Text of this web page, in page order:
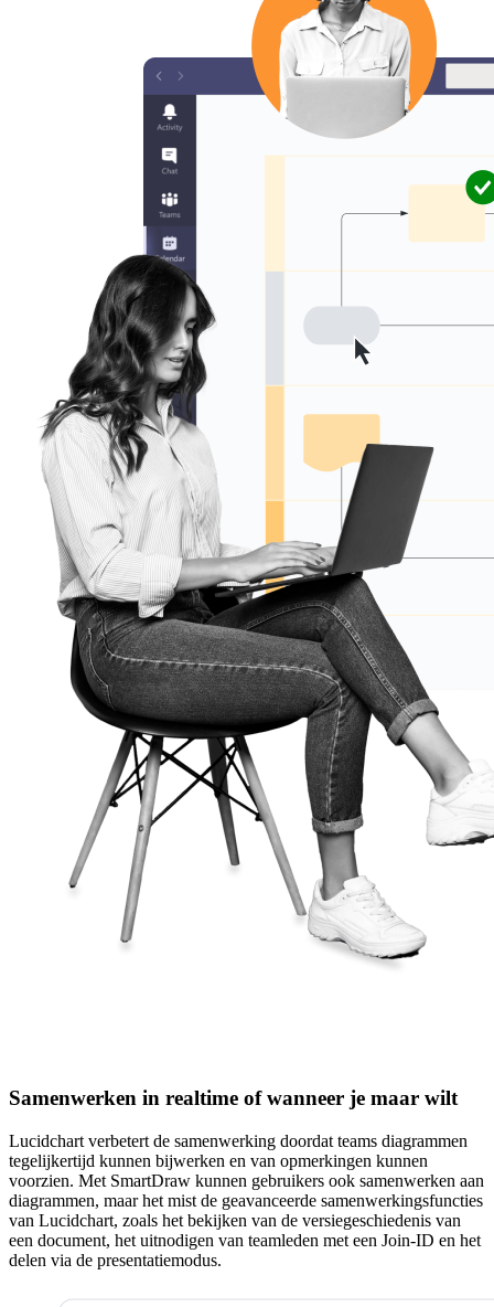
Samenwerken in realtime of wanneer je maar wilt
Lucidchart verbetert de samenwerking doordat teams diagrammen
tegelijkertijd kunnen bijwerken en van opmerkingen kunnen
voorzien. Met SmartDraw kunnen gebruikers ook samenwerken aan
diagrammen, maar het mist de geavanceerde samenwerkingsfuncties
van Lucidchart, zoals het bekijken van de versiegeschiedenis van
een document, het uitnodigen van teamleden met een Join-ID en het
delen via de presentatiemodus.